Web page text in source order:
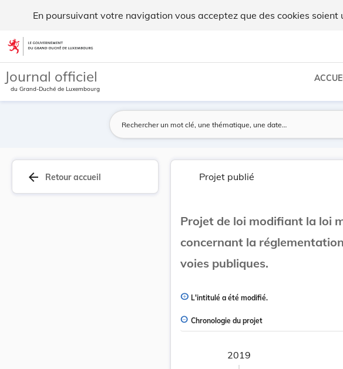
En poursuivant votre navigation vous acceptez que des cookies
Aller au contenu
Journal officiel
du Grand-Duché de Luxembourg
arrow_back Retour accueil Projet publié
Projet de loi modifiant la loi
concernant la
voies publiques.
L'intitulé a été modifié.
Chronologie du projet
2019